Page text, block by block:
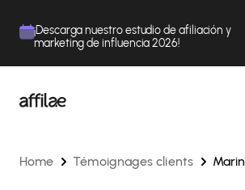
¡Descarga nuestro estudio de afiliación y
marketing de influencia 2026!
Home Témoignages clients